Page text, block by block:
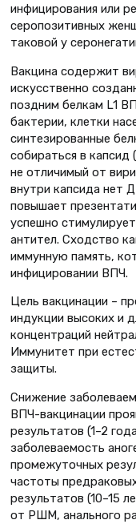
инфицирования или
серопозитивных
таковой у
Вакцина содержит
искусственно
поздним белкам L1
бактерии, клетки
синтезированные
собираться в капсид
не отличимый от
внутри капсида нет
повышает
успешно
антител. Сходство
иммунную память,
инфицировании ВПЧ.
Цель вакцинации –
индукции высоких и
концентраций
Иммунитет при
защиты.
Снижение
ВПЧ-вакцинации
результатов (1–2
заболеваемость
промежуточных
частоты
результатов (10–15
от РШМ, анального